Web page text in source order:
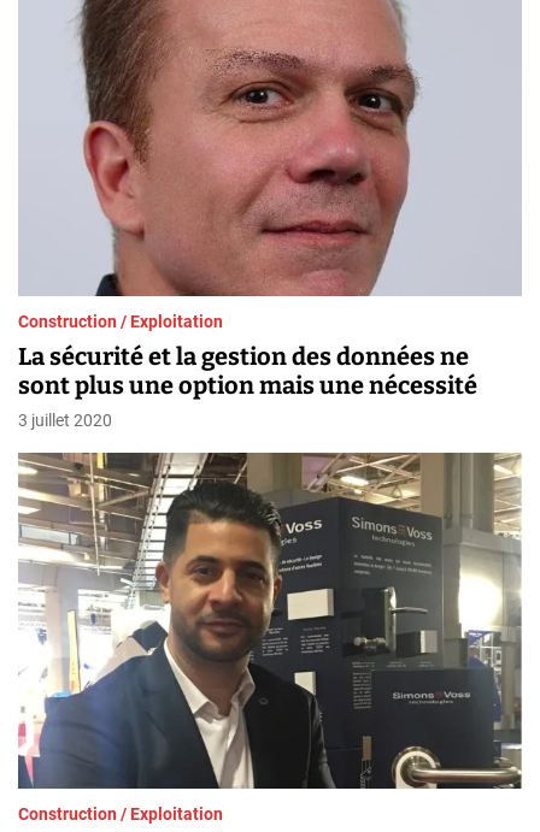
Construction / Exploitation
La sécurité et la gestion des données ne
sont plus une option mais une nécessité
3 juillet 2020
Construction / Exploitation